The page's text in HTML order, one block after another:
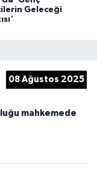
Geleceği
08 Ağustos 2025
mahkemede